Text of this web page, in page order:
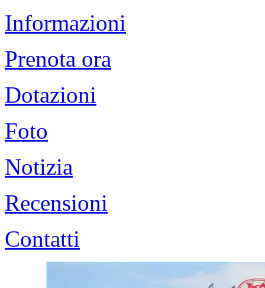
Informazioni
Prenota ora
Dotazioni
Foto
Notizia
Recensioni
Contatti